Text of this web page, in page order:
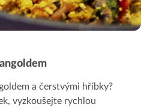
a čerstvými hříbky?
vyzkoušejte rychlou